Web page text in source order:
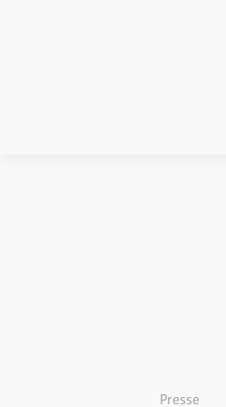
Presse